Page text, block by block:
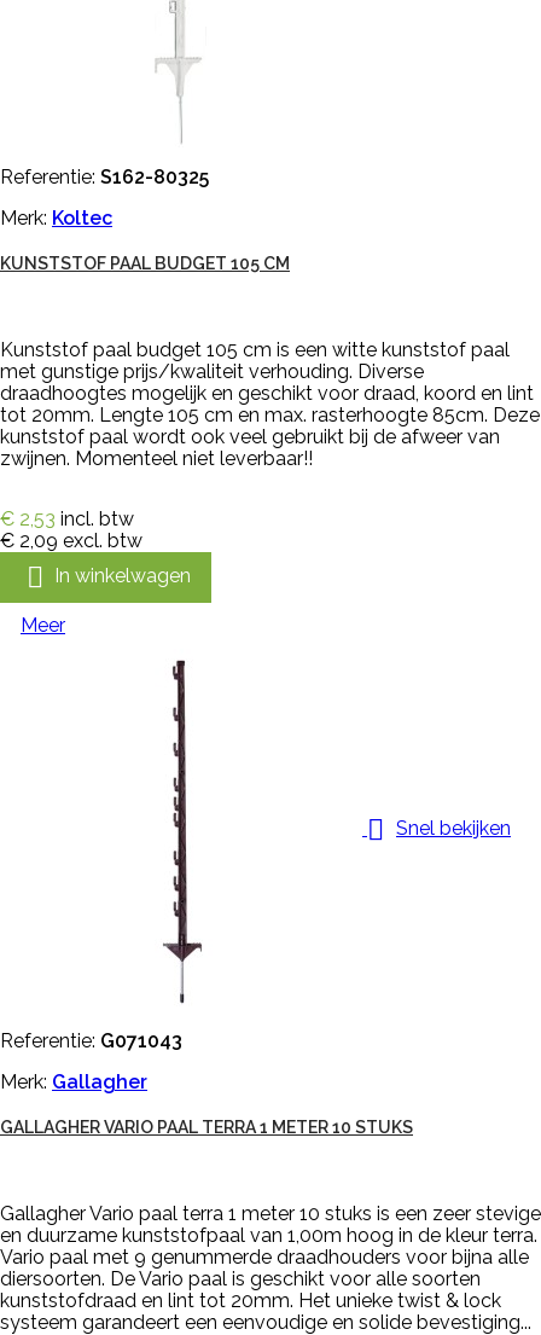
Referentie: S162-80325
Merk: Koltec
KUNSTSTOF PAAL BUDGET 105 CM
Kunststof paal budget 105 cm is een witte kunststof paal
met gunstige prijs/kwaliteit verhouding. Diverse
draadhoogtes mogelijk en geschikt voor draad, koord en lint
tot 20mm. Lengte 105 cm en max. rasterhoogte 85cm. Deze
kunststof paal wordt ook veel gebruikt bij de afweer van
zwijnen. Momenteel niet leverbaar!!
€ 2,53 incl. btw
€ 2,09 excl. btw
 In winkelwagen
Meer
 Snel bekijken
Referentie: G071043
Merk: Gallagher
GALLAGHER VARIO PAAL TERRA 1 METER 10 STUKS
Gallagher Vario paal terra 1 meter 10 stuks is een zeer stevige
en duurzame kunststofpaal van 1,00m hoog in de kleur terra.
Vario paal met 9 genummerde draadhouders voor bijna alle
diersoorten. De Vario paal is geschikt voor alle soorten
kunststofdraad en lint tot 20mm. Het unieke twist & lock
systeem garandeert een eenvoudige en solide bevestiging...